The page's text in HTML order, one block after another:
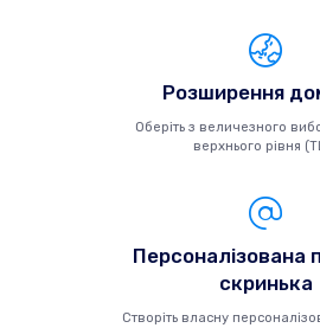
Розширення
Оберіть з величезного
верхнього рівня
Персоналізована
скринька
Створіть власну